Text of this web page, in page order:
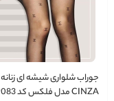
CINZA مدل فلکس کد 9083